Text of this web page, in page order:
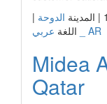
الدوحة |
اللغة عربي _ AR
Midea
Qatar